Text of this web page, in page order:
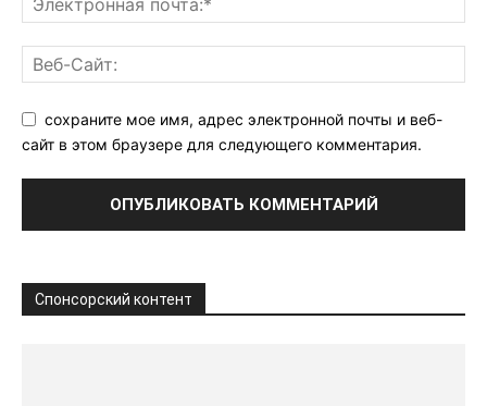
сохраните мое имя, адрес электронной почты и веб-
сайт в этом браузере для следующего комментария.
Спонсорский контент